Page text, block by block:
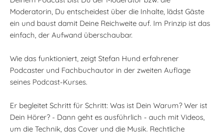
Moderatorin, Du entscheidest über die Inhalte, lädst Gäste
ein und baust damit Deine Reichweite auf. Im Prinzip ist das
einfach, der Aufwand überschaubar.
Wie das funktioniert, zeigt Stefan Hund erfahrener
Podcaster und Fachbuchautor in der zweiten Auflage
seines Podcast-Kurses.
Er begleitet Schritt für Schritt: Was ist Dein Warum? Wer ist
Dein Hörer? - Dann geht es ausführlich - auch mit Videos,
um die Technik, das Cover und die Musik. Rechtliche